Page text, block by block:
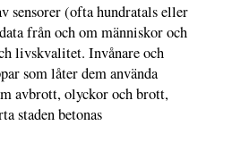
sensorer (ofta hundratals eller
från och om människor och
livskvalitet. Invånare och
som låter dem använda
avbrott, olyckor och brott,
staden betonas